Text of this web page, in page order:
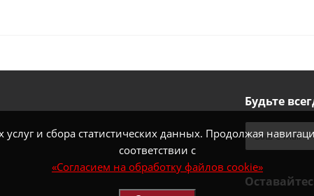
и сбора статистических данных. Продолжая
соответствии с
«Согласием на обработку файлов cookie»
Будьте